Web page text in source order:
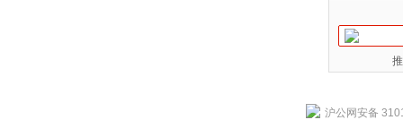
沪公网安备